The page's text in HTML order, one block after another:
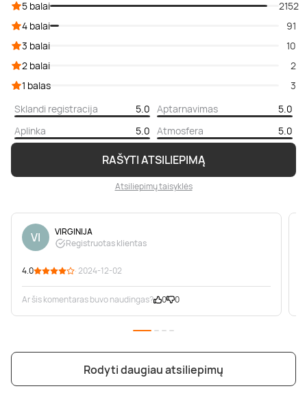
RAŠYTI ATSILIEPIMĄ
Atsiliepimų taisyklės
5 balai
2152
4 balai
91
3 balai
10
2 balai
2
1 balas
3
Sklandi registracija
5.0 Aptarnavimas
5.0
Aplinka
5.0 Atmosfera 5.0
VI
VIRGINIJA
Registruotas klientas
4.0 · 2024-12-02
Ar šis komentaras buvo naudingas? 0 0
Rodyti daugiau atsiliepimų